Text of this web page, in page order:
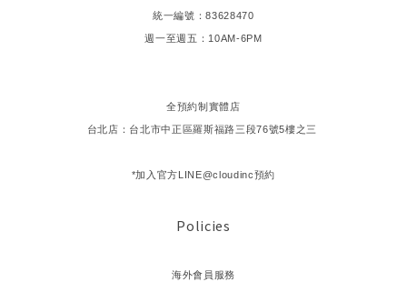
統一編號：83628470
週一至週五：10AM-6PM
全預約制實體店
台北店：台北市中正區羅斯福路三段76號5樓之三
*加入官方LINE@cloudinc預約
Policies
海外會員服務